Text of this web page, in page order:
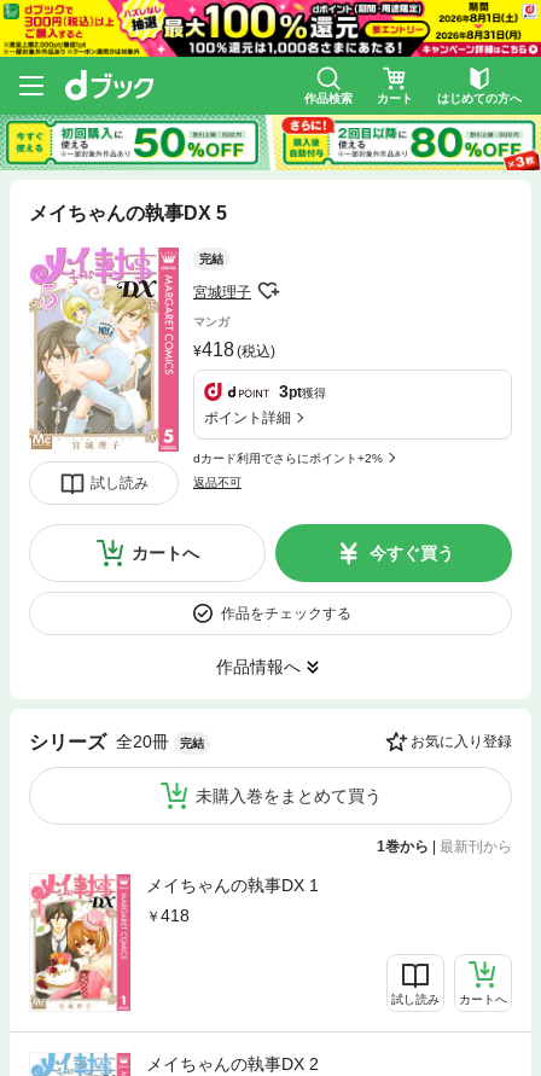
作品検索 カート はじめての方へ
メイちゃんの執事DX 5
試し読み
完結
宮城理子
マンガ
418(税込)
3pt獲得
ポイント詳細
dカード利用でさらにポイント+2%
返品不可
カートへ 今すぐ買う
作品をチェックする
作品情報へ
シリーズ 全20冊 完結 お気に入り登録
未購入巻をまとめて買う
1巻から 最新刊から
メイちゃんの執事DX 1
418
試し読み カートへ
メイちゃんの執事DX 2